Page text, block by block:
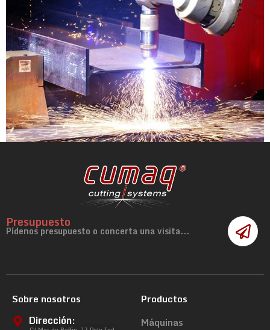
Presupuesto
Pídenos presupuesto o concerta una visita...
Sobre nosotros
Dirección:
Productos
Máquinas